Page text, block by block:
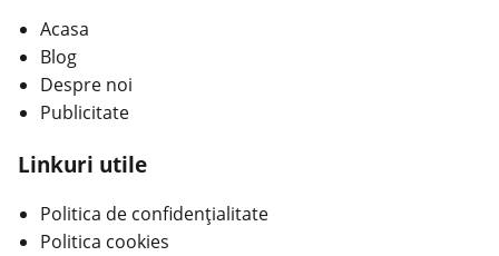
Acasa
Blog
Despre noi
Publicitate
Linkuri utile
Politica de confidențialitate
Politica cookies